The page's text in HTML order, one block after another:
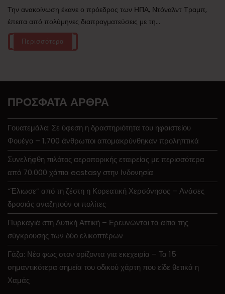
Την ανακοίνωση έκανε ο πρόεδρος των ΗΠΑ, Ντόναλντ Τραμπ,
έπειτα από πολύμηνες διαπραγματεύσεις με τη...
Περισσότερα
ΠΡΌΣΦΑΤΑ ΆΡΘΡΑ
Γουατεμάλα: Σε ύφεση η δραστηριότητα του ηφαιστείου
Φουέγο – 1.700 άνθρωποι απομακρύνθηκαν προληπτικά
Συνελήφθη πιλότος αεροπορικής εταιρείας με περισσότερα
από 70.000 χάπια ecstasy στην Ινδονησία
“Έλιωσε” από τη ζέστη η Κορεατική Χερσόνησος – Ανάσες
δροσιάς αναζητούν οι πολίτες
Πυρκαγιά στη Δυτική Αττική – Ερευνώνται τα αίτια της
σύγκρουσης των δύο ελικοπτέρων
Γάζα: Νέο φως στον ορίζοντα για εκεχειρία – Τα 15
σημαντικότερα σημεία του οδικού χάρτη που είδε θετικά η
Χαμάς